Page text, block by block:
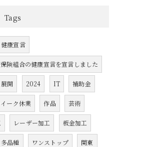
Tags
健康宣言
険組合の健康宣言を宣言しました
展開 2024 IT 補助金
ーク休業 作品 芸術
レーザー加工 板金加工
多品種 ワンストップ 関東